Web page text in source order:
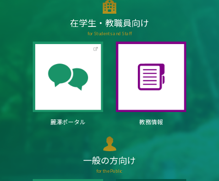
在学生・教職員向け
for Students and Staff
麗澤ポータル 教務情報
一般の方向け
for the Public